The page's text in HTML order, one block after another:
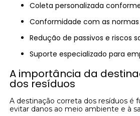
Coleta personalizada
Conformidade com as
Redução de passivos e riscos
Suporte especializado para
A importância da
dos resíduos
A destinação correta dos resíduos é
evitar danos ao meio ambiente e à